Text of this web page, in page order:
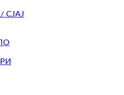
СЈАЈ